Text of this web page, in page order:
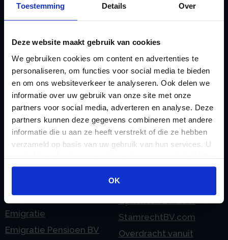
Toestemming Details Over
Deze website maakt gebruik van cookies
We gebruiken cookies om content en advertenties te
personaliseren, om functies voor social media te bieden
en om ons websiteverkeer te analyseren. Ook delen we
informatie over uw gebruik van onze site met onze
partners voor social media, adverteren en analyse. Deze
partners kunnen deze gegevens combineren met andere
informatie die u aan ze heeft verstrekt of die ze hebben
verzameld op basis van uw gebruik van hun services. U
gaat akkoord met onze cookies als u onze website blijft
gebruiken.
OK
doorgeven
Checklist IB 2023 (PDF)
Checklist IB 2023 (Word)
Checklist IB 2024 (PDF)
Checklist IB 2024 (Word)
Checklist IB 2025 (PDF)
Checklist IB 2025 (Word)
Stamrecht BV
Emigratie
Emigratie Pensioen BV
Liquidatie Pensioen BV
verzorgen
M
Mogelijkheden
Stamrecht BV
O
ODV BV
Ontbinden Stamrecht
Onzakelijke lening
Stamrecht BV
Oprichten BV door
StamrechtBV.com
Overdracht vanuit